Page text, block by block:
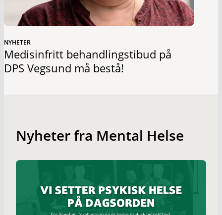
NYHETER
Medisinfritt behandlingstibud på
DPS Vegsund må bestå!
Nyheter fra Mental Helse